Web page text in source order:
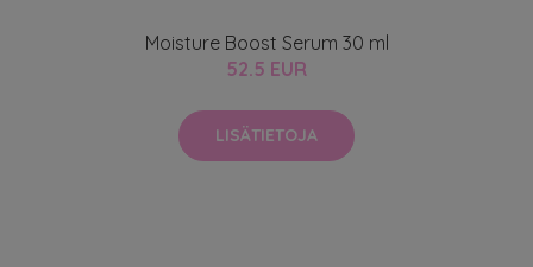
Moisture Boost Serum 30 ml
52.5 EUR
LISÄTIETOJA